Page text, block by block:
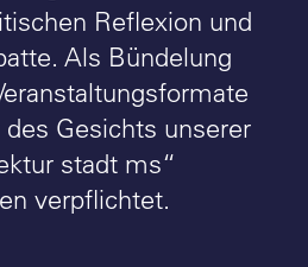
Reflexion und
Als Bündelung
Gesichts unserer
stadt ms“
verpflichtet.